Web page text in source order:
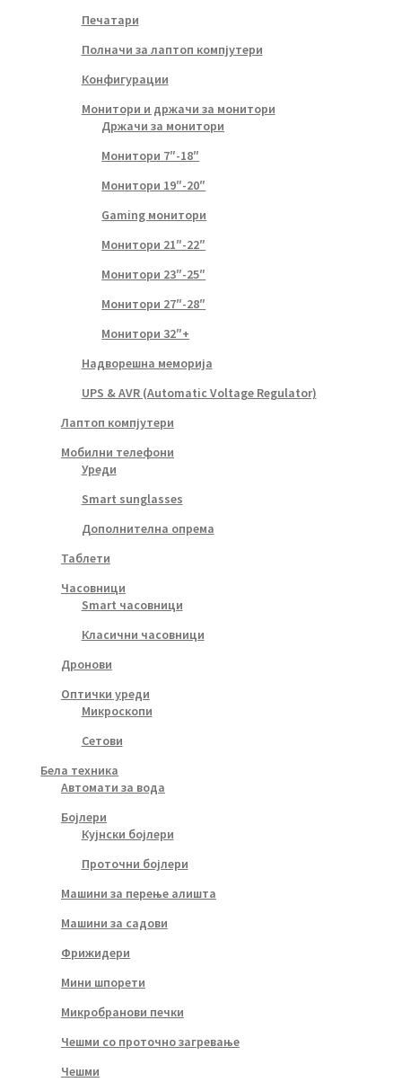
Печатари
Полначи за лаптоп компјутери
Конфигурации
Монитори и држачи за монитори
Држачи за монитори
Монитори 7″-18″
Монитори 19″-20″
Gaming монитори
Монитори 21″-22″
Монитори 23″-25″
Монитори 27″-28″
Монитори 32″+
Надворешна меморија
UPS & AVR (Automatic Voltage Regulator)
Лаптоп компјутери
Мобилни телефони
Уреди
Smart sunglasses
Дополнителна опрема
Таблети
Часовници
Smart часовници
Класични часовници
Дронови
Оптички уреди
Микроскопи
Сетови
Бела техника
Автомати за вода
Бојлери
Кујнски бојлери
Проточни бојлери
Машини за перење алишта
Машини за садови
Фрижидери
Мини шпорети
Микробранови печки
Чешми со проточно загревање
Чешми